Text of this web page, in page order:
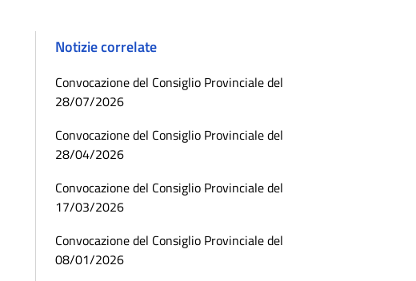
Notizie correlate
Convocazione del Consiglio Provinciale del
28/07/2026
Convocazione del Consiglio Provinciale del
28/04/2026
Convocazione del Consiglio Provinciale del
17/03/2026
Convocazione del Consiglio Provinciale del
08/01/2026